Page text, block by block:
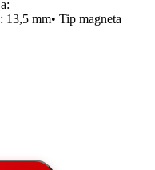
mm• Tip magneta